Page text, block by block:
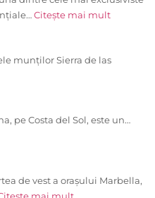
Citește mai mult
munților Sierra de las
pe Costa del Sol, este un…
de vest a orașului Marbella,
mai mult